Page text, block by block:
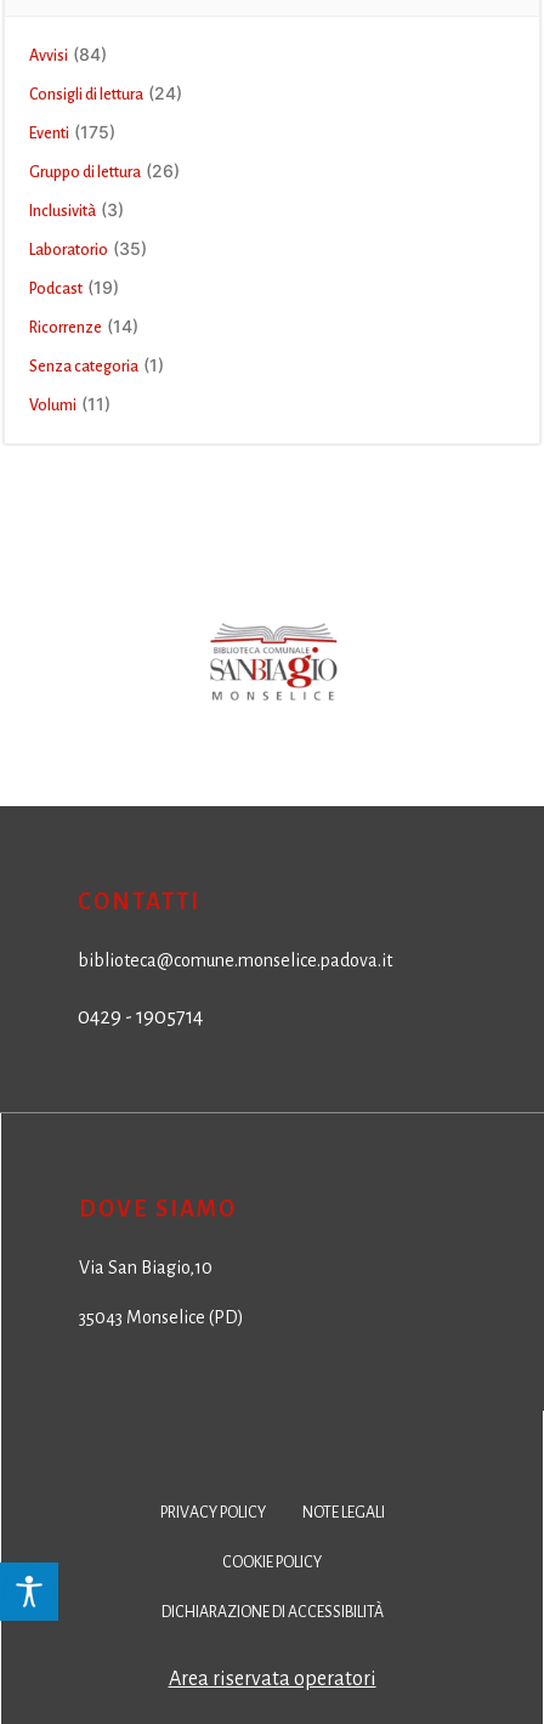
Avvisi (84)
Consigli di lettura (24)
Eventi (175)
Gruppo di lettura (26)
Inclusività (3)
Laboratorio (35)
Podcast (19)
Ricorrenze (14)
Senza categoria (1)
Volumi (11)
CONTATTI
biblioteca@comune.monselice.padova.it
0429 - 1905714
DOVE SIAMO
Via San Biagio,10
35043 Monselice (PD)
PRIVACY POLICY NOTE LEGALI
COOKIE POLICY
DICHIARAZIONE DI ACCESSIBILITÀ
Area riservata operatori